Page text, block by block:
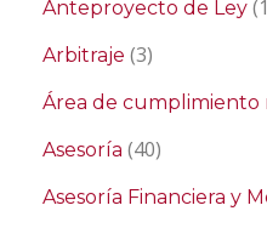
Anteproyecto de Ley
Arbitraje (3)
Área de cumplimiento
Asesoría (40)
Asesoría Financiera y